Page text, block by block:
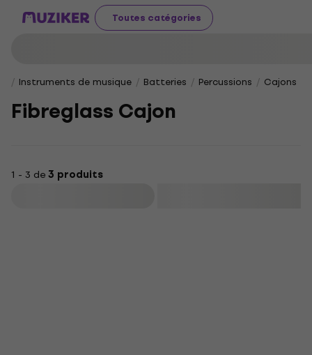
Toutes catégories
Instruments de musique Batteries Percussions Cajons
Fibreglass Cajon
1 - 3 de3 produits